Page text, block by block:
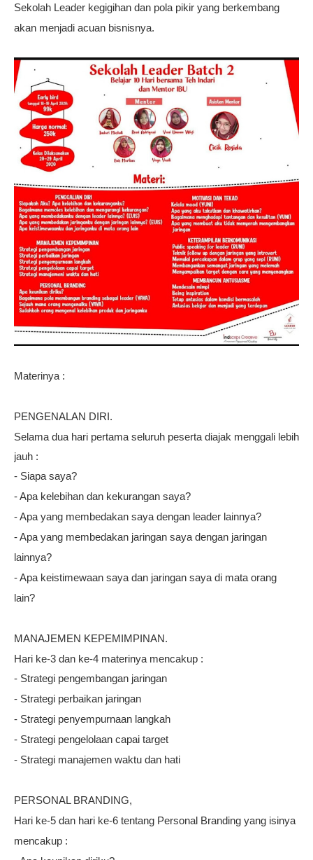
Sekolah Leader kegigihan dan pola pikir yang berkembang
akan menjadi acuan bisnisnya.
Materinya :
PENGENALAN DIRI.
Selama dua hari pertama seluruh peserta diajak menggali lebih
jauh :
- Siapa saya?
- Apa kelebihan dan kekurangan saya?
- Apa yang membedakan saya dengan leader lainnya?
- Apa yang membedakan jaringan saya dengan jaringan
lainnya?
- Apa keistimewaan saya dan jaringan saya di mata orang
lain?
MANAJEMEN KEPEMIMPINAN.
Hari ke-3 dan ke-4 materinya mencakup :
- Strategi pengembangan jaringan
- Strategi perbaikan jaringan
- Strategi penyempurnaan langkah
- Strategi pengelolaan capai target
- Strategi manajemen waktu dan hati
PERSONAL BRANDING,
Hari ke-5 dan hari ke-6 tentang Personal Branding yang isinya
mencakup :